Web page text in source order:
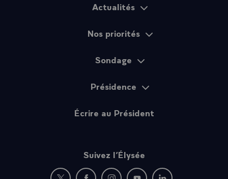
Actualités
Nos priorités
Sondage
Présidence
Écrire au Président
Suivez l’Élysée